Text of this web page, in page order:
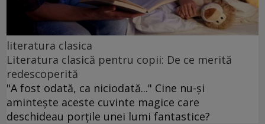
literatura clasica
Literatura clasică pentru copii: De ce merită
redescoperită
"A fost odată, ca niciodată..." Cine nu-și
amintește aceste cuvinte magice care
deschideau porțile unei lumi fantastice?